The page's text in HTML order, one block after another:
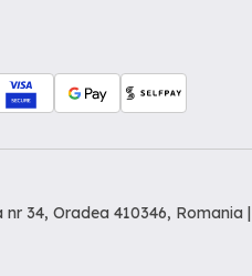
34, Oradea 410346, Romania